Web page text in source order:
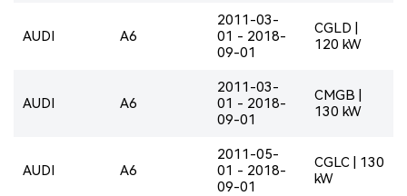
AUDI A6
2011-03-
01 - 2018-
09-01
CGLD |
120 kW
AUDI A6
2011-03-
01 - 2018-
09-01
CMGB |
130 kW
AUDI A6
2011-05-
01 - 2018-
09-01
CGLC | 130
kW